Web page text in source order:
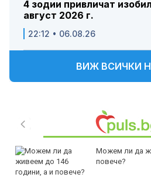
4 зодии привличат
август 2026 г.
22:12 • 06.08.26
ВИЖ ВСИЧКИ
Можем ли да
повече?